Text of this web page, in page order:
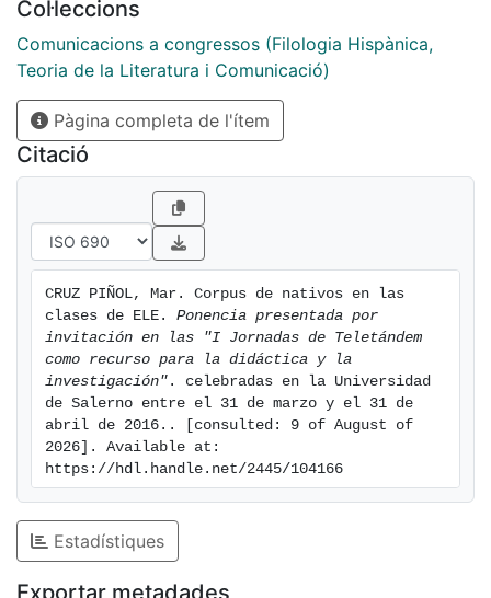
Col·leccions
Comunicacions a congressos (Filologia Hispànica,
Teoria de la Literatura i Comunicació)
Pàgina completa de l'ítem
Citació
CRUZ PIÑOL, Mar. Corpus de nativos en las
clases de ELE. Ponencia presentada por
invitación en las "I Jornadas de Teletándem
como recurso para la didáctica y la
investigación" . celebradas en la Universidad
de Salerno entre el 31 de marzo y el 31 de
abril de 2016.. [consulted: 9 of August of
2026]. Available at:
https://hdl.handle.net/2445/104166
Estadístiques
Exportar metadades